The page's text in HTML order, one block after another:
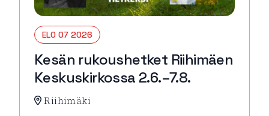
ELO 07 2026
Kesän rukoushetket Riihimäen
Keskuskirkossa 2.6.–7.8.
Riihimäki